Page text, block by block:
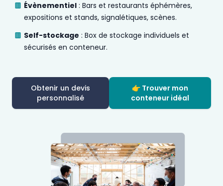
Évènementiel : Bars et restaurants éphémères,
expositions et stands, signalétiques, scènes.
Self-stockage : Box de stockage individuels et
sécurisés en conteneur.
Obtenir un devis
personnalisé
👉 Trouver mon
conteneur idéal